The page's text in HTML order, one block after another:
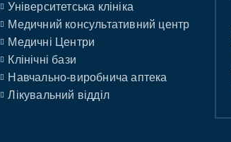
Університетська клініка
Медичний консультативний центр
Медичні Центри
Клінічні бази
Навчально-виробнича аптека
Лікувальний відділ